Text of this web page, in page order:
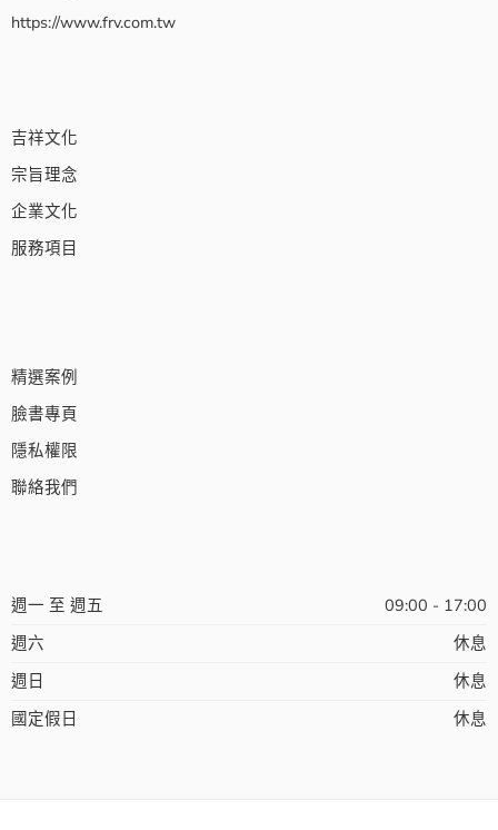
https://www.frv.com.tw
吉祥文化
宗旨理念
企業文化
服務項目
精選案例
臉書專頁
隱私權限
聯絡我們
週一 至 週五
09:00 - 17:00
週六
休息
週日
休息
國定假日
休息